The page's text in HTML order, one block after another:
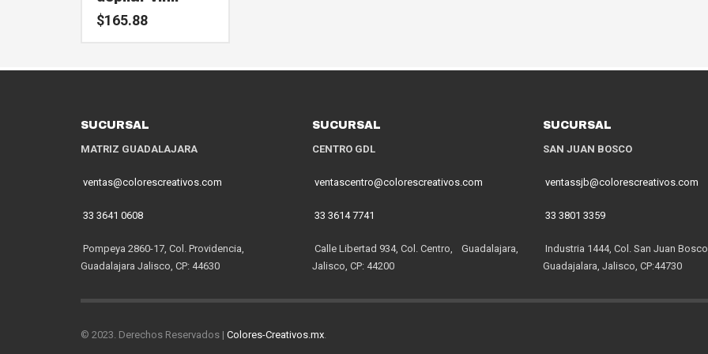
$165.88
SUCURSAL
MATRIZ GUADALAJARA
ventas@colorescreativos.com
33 3641 0608
Pompeya 2860-17, Col. Providencia,
Guadalajara Jalisco, CP: 44630
SUCURSAL
CENTRO GDL
ventascentro@colorescreativos.com
33 3614 7741
Calle Libertad 934, Col. Centro, Guadalajara,
Jalisco, CP: 44200
SUCURSAL
SAN JUAN BOSCO
ventassjb@colorescreativos.com
33 3801 3359
Industria 1444, Col. San Juan
Guadajalara, Jalisco, CP:44730
© 2023. Derechos Reservados | Colores-Creativos.mx.